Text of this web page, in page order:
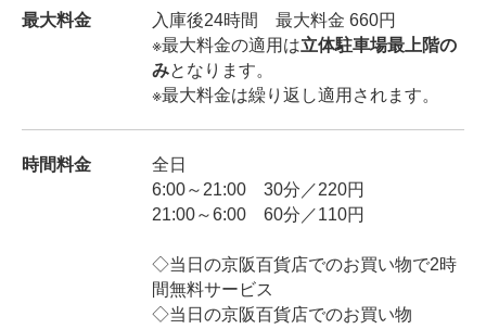
最大料金 入庫後24時間 最大料金 660円
※最大料金の適用は立体駐車場最上階の
みとなります。
※最大料金は繰り返し適用されます。
時間料金
全日
6:00～21:00 30分／220円
21:00～6:00 60分／110円
◇当日の京阪百貨店でのお買い物で2時
間無料サービス
◇当日の京阪百貨店でのお買い物